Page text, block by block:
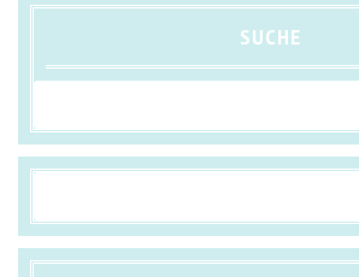
SUCHE